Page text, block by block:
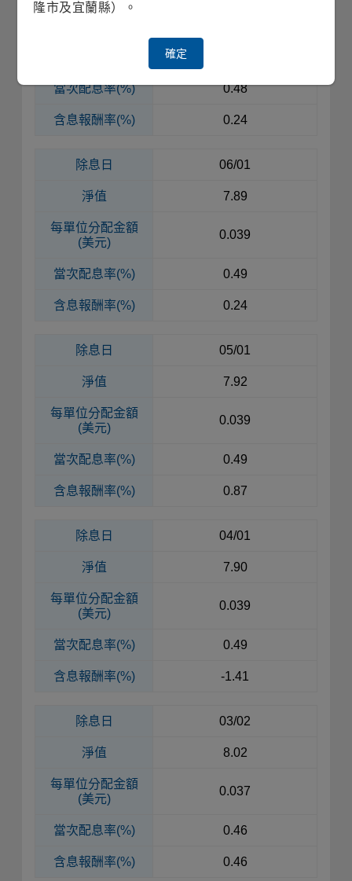
淨值
當次配息率(%) 0.48
含息報酬率(%) 0.24
除息日 06/01
淨值 7.89
每單位分配金額
(美元)
0.039
當次配息率(%) 0.49
含息報酬率(%) 0.24
除息日 05/01
淨值 7.92
每單位分配金額
(美元)
0.039
當次配息率(%) 0.49
含息報酬率(%) 0.87
除息日 04/01
淨值 7.90
每單位分配金額
(美元)
0.039
當次配息率(%) 0.49
含息報酬率(%) -1.41
除息日 03/02
淨值 8.02
每單位分配金額
(美元)
0.037
當次配息率(%) 0.46
含息報酬率(%) 0.46
隆市及宜蘭縣）。
確定